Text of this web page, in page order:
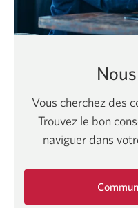
Vous cherchez des
Trouvez le bon
naviguer dans